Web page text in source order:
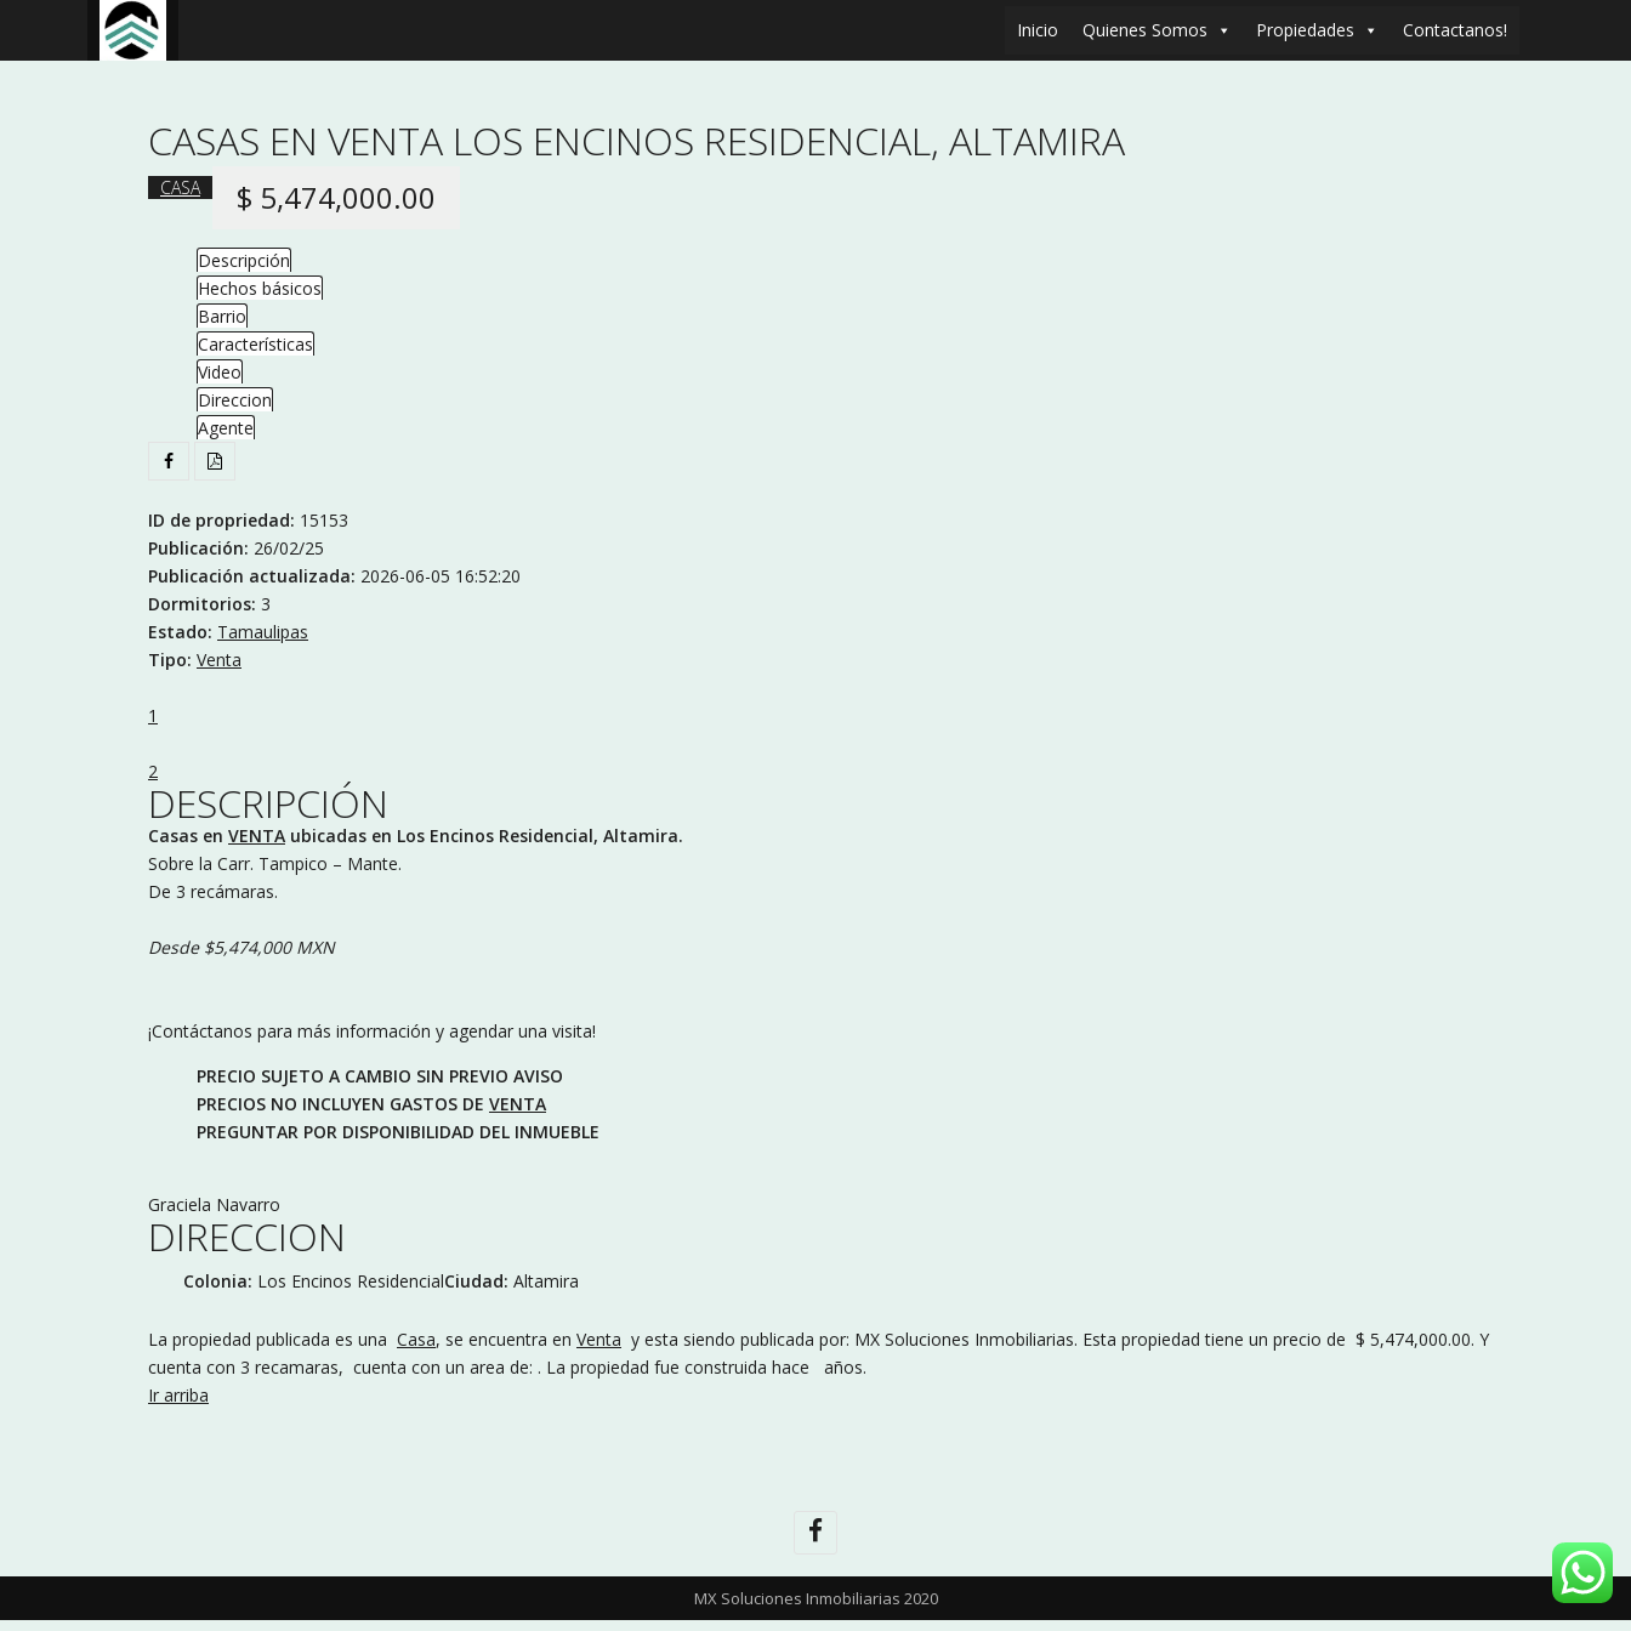
Inicio Quienes Somos Propiedades Contactanos!
CASAS EN VENTA LOS ENCINOS RESIDENCIAL, ALTAMIRA
CASA $ 5,474,000.00
Descripción
Hechos básicos
Barrio
Características
Video
Direccion
Agente
ID de propriedad: 15153
Publicación: 26/02/25
Publicación actualizada: 2026-06-05 16:52:20
Dormitorios: 3
Estado: Tamaulipas
Tipo: Venta
1
2
DESCRIPCIÓN
Casas en VENTA ubicadas en Los Encinos Residencial, Altamira.
Sobre la Carr. Tampico – Mante.
De 3 recámaras.
Desde $5,474,000 MXN
¡Contáctanos para más información y agendar una visita!
PRECIO SUJETO A CAMBIO SIN PREVIO AVISO
PRECIOS NO INCLUYEN GASTOS DE VENTA
PREGUNTAR POR DISPONIBILIDAD DEL INMUEBLE
Graciela Navarro
DIRECCION
Colonia: Los Encinos ResidencialCiudad: Altamira
La propiedad publicada es una Casa, se encuentra en Venta y esta siendo publicada por: MX Soluciones Inmobiliarias. Esta propiedad tiene un precio de $ 5,474,000.00. Y
cuenta con 3 recamaras, cuenta con un area de: . La propiedad fue construida hace años.
Ir arriba
MX Soluciones Inmobiliarias 2020